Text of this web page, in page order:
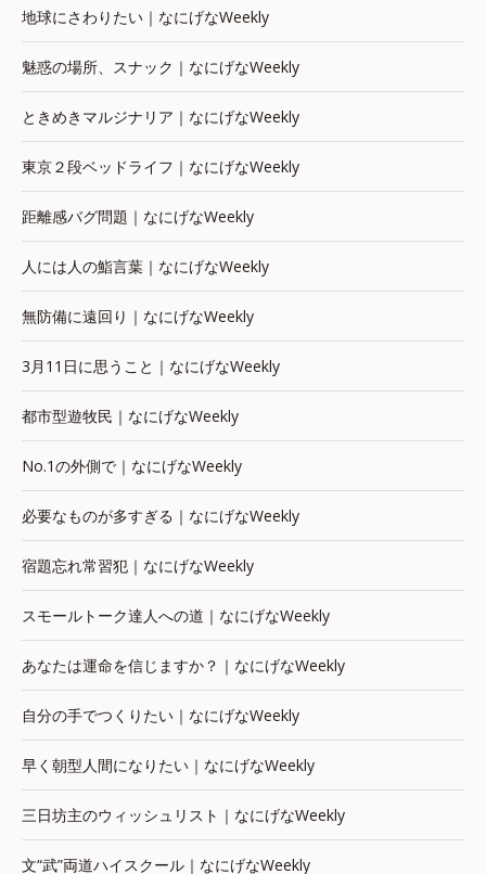
地球にさわりたい｜なにげなWeekly
魅惑の場所、スナック｜なにげなWeekly
ときめきマルジナリア｜なにげなWeekly
東京２段ベッドライフ｜なにげなWeekly
距離感バグ問題｜なにげなWeekly
人には人の鮨言葉｜なにげなWeekly
無防備に遠回り｜なにげなWeekly
3月11日に思うこと｜なにげなWeekly
都市型遊牧民｜なにげなWeekly
No.1の外側で｜なにげなWeekly
必要なものが多すぎる｜なにげなWeekly
宿題忘れ常習犯｜なにげなWeekly
スモールトーク達人への道｜なにげなWeekly
あなたは運命を信じますか？｜なにげなWeekly
自分の手でつくりたい｜なにげなWeekly
早く朝型人間になりたい｜なにげなWeekly
三日坊主のウィッシュリスト｜なにげなWeekly
文“武”両道ハイスクール｜なにげなWeekly